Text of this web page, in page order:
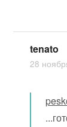
tenato
28